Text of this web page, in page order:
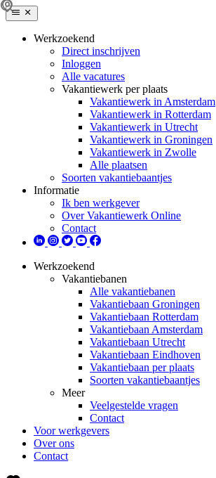
Werkzoekend
Direct inschrijven
Inloggen
Alle vacatures
Vakantiewerk per plaats
Vakantiewerk in Amsterdam
Vakantiewerk in Rotterdam
Vakantiewerk in Utrecht
Vakantiewerk in Groningen
Vakantiewerk in Zwolle
Alle plaatsen
Soorten vakantiebaantjes
Informatie
Ik ben werkgever
Over Vakantiewerk Online
Contact
Werkzoekend
Vakantiebanen
Alle vakantiebanen
Vakantiebaan Groningen
Vakantiebaan Rotterdam
Vakantiebaan Amsterdam
Vakantiebaan Utrecht
Vakantiebaan Eindhoven
Vakantiebaan per plaats
Soorten vakantiebaantjes
Meer
Veelgestelde vragen
Contact
Voor werkgevers
Over ons
Contact